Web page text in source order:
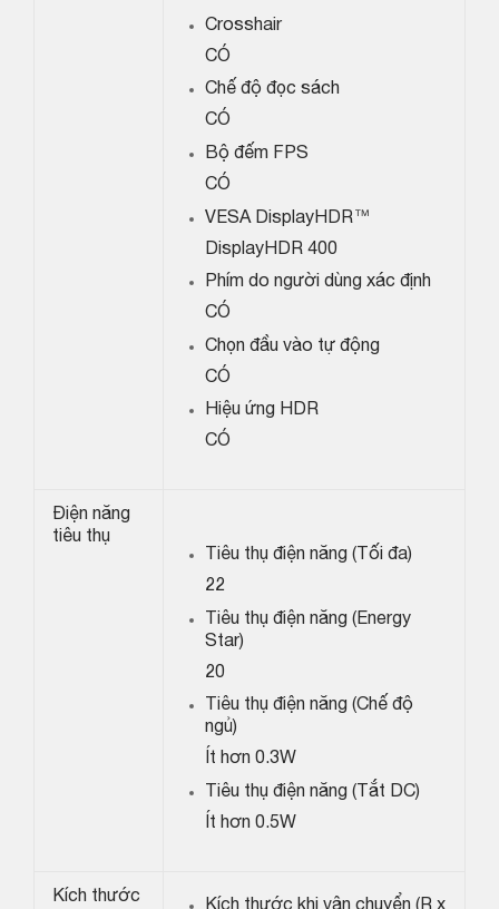
Crosshair
CÓ
Chế độ đọc sách
CÓ
Bộ đếm FPS
CÓ
VESA DisplayHDR™
DisplayHDR 400
Phím do người dùng xác định
CÓ
Chọn đầu vào tự động
CÓ
Hiệu ứng HDR
CÓ
Điện năng
tiêu thụ
Tiêu thụ điện năng (Tối đa)
22
Tiêu thụ điện năng (Energy
Star)
20
Tiêu thụ điện năng (Chế độ
ngủ)
Ít hơn 0.3W
Tiêu thụ điện năng (Tắt DC)
Ít hơn 0.5W
Kích thước
Kích thước khi vận chuyển (R x